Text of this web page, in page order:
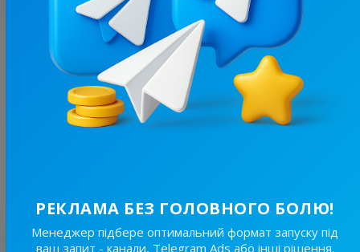
116K/
27.8K
Труха⚡️Суми
Новини/ЗМІ, Регіональні
Ціна реклами
Найкращі за темою
РЕКЛАМА БЕЗ ГОЛОВНОГО БОЛЮ!
Менеджер підбере оптимальний формат запуску під
ваш запит - канали, Telegram Ads або інші рішення.